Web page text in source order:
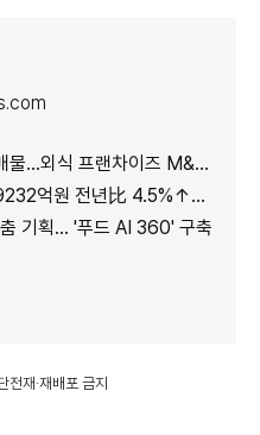
외식 프랜차이즈 M&A '활기'
년比 4.5%↑…'식봄' 성장세 뚜렷
기획… '푸드 AI 360' 구축
재·재배포 금지